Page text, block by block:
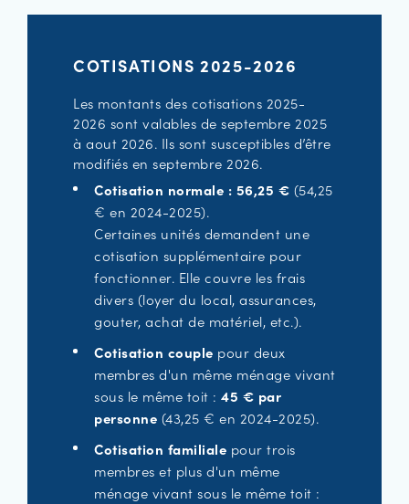
COTISATIONS 2025-2026
Les montants des cotisations 2025-
2026 sont valables de septembre 2025
à aout 2026. Ils sont susceptibles d’être
modifiés en septembre 2026.
Cotisation normale : 56,25 € (54,25
€ en 2024-2025).
Certaines unités demandent une
cotisation supplémentaire pour
fonctionner. Elle couvre les frais
divers (loyer du local, assurances,
gouter, achat de matériel, etc.).
Cotisation couple pour deux
membres d'un même ménage vivant
sous le même toit : 45 € par
personne (43,25 € en 2024-2025).
Cotisation familiale pour trois
membres et plus d'un même
ménage vivant sous le même toit :